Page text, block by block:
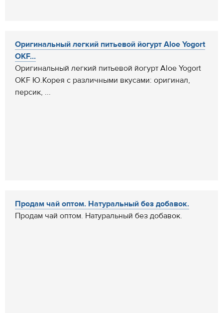
Оригинальный легкий питьевой йогурт Aloe Yogort
OKF...
Оригинальный легкий питьевой йогурт Aloe Yogort
OKF Ю.Корея с различными вкусами: оригинал,
персик, ...
Продам чай оптом. Натуральный без добавок.
Продам чай оптом. Натуральный без добавок.